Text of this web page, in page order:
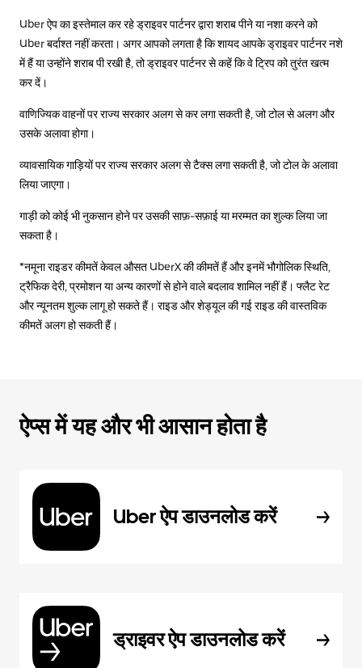
Uber ऐप का इस्तेमाल कर रहे ड्राइवर पार्टनर द्वारा शराब पीने या नशा करने को
Uber बर्दाश्त नहीं करता। अगर आपको लगता है कि शायद आपके ड्राइवर पार्टनर नशे
में हैं या उन्होंने शराब पी रखी है, तो ड्राइवर पार्टनर से कहें कि वे ट्रिप को तुरंत खत्म
कर दें।
वाणिज्यिक वाहनों पर राज्य सरकार अलग से कर लगा सकती है, जो टोल से अलग और
उसके अलावा होगा।
व्यावसायिक गाड़ियों पर राज्य सरकार अलग से टैक्स लगा सकती है, जो टोल के अलावा
लिया जाएगा।
गाड़ी को कोई भी नुकसान होने पर उसकी साफ़-सफ़ाई या मरम्मत का शुल्क लिया जा
सकता है।
*नमूना राइडर कीमतें केवल औसत UberX की कीमतें हैं और इनमें भौगोलिक स्थिति,
ट्रैफिक देरी, प्रमोशन या अन्य कारणों से होने वाले बदलाव शामिल नहीं हैं। फ्लैट रेट
और न्यूनतम शुल्क लागू हो सकते हैं। राइड और शेड्यूल की गई राइड की वास्तविक
कीमतें अलग हो सकती हैं।
ऐप्स में यह और भी आसान होता है
Uber ऐप डाउनलोड करें
ड्राइवर ऐप डाउनलोड करें